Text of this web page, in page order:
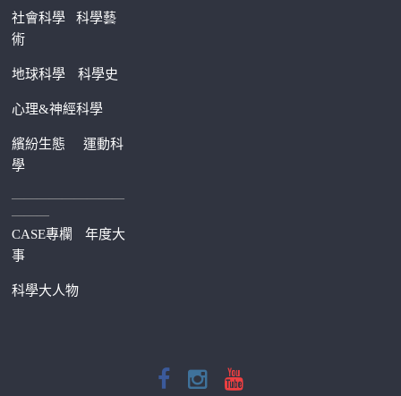
社會科學科學藝
術
地球科學 科學史
心理&神經科學
繽紛生態運動科
學
—————————
———
CASE專欄
年度大
事
科學大人物